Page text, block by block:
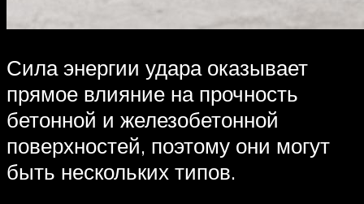
Сила энергии удара оказывает
прямое влияние на прочность
бетонной и железобетонной
поверхностей, поэтому они могут
быть нескольких типов.